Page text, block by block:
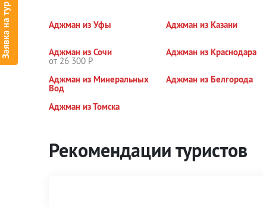
Заявка на тур Аджман из Уфы Аджман из Казани
Аджман из Сочи
от 26 300 Р
Аджман из Краснодара
Аджман из Минеральных
Вод
Аджман из Белгорода
Аджман из Томска
Рекомендации туристов